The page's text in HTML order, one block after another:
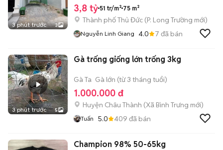
3 phút trước 3
3,8 tỷ 51 tr/m² 75 m²
Thành phố Thủ Đức (P. Long Trường mới)
Nguyễn Linh Giang 4.0 7 đã bán
3 phút trước 5
Gà trống giống lớn trống 3kg
Gà Ta Gà lớn (từ 3 tháng tuổi)
1.000.000 đ
Huyện Châu Thành (Xã Bình Trưng mới)
Tuấn 5.0 409 đã bán
Champion 98% 50-65kg